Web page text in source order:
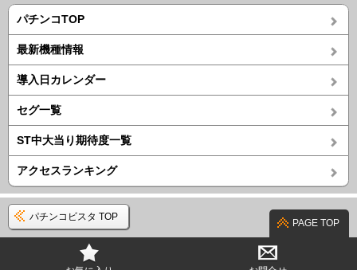
パチンコTOP
最新機種情報
導入日カレンダー
セグ一覧
ST中大当り期待度一覧
アクセスランキング
パチンコビスタ TOP
PAGE TOP